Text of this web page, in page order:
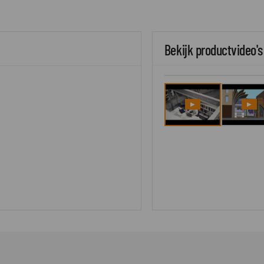
Bekijk productvideo's
▶ ▶